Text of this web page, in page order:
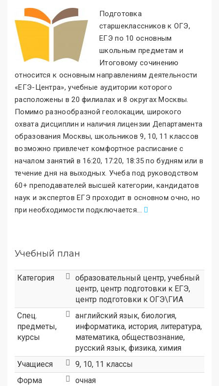
Подготовка
старшеклассников к ОГЭ,
ЕГЭ по 10 основным
школьным предметам и
Итоговому сочинению
относится к основным направлениям деятельности
«ЕГЭ-Центра», учебные аудитории которого
расположены в 20 филиалах и 8 округах Москвы.
Помимо разнообразной геолокации, широкого
охвата дисциплин и наличия лицензии Департамента
образования Москвы, школьников 9, 10, 11 классов
возможно привлечет комфортное расписание с
началом занятий в 16:20, 17:20, 18:35 по будням или в
течение дня на выходных. Учеба под руководством
60+ преподавателей высшей категории, кандидатов
наук и экспертов ЕГЭ проходит в основном очно, но
при необходимости подключается...
Учебный план
Категория образовательный центр, учебный
центр, центр подготовки к ЕГЭ,
центр подготовки к ОГЭ\ГИА
Спец.
предметы,
курсы
английский язык, биология,
информатика, история, литература,
математика, обществознание,
русский язык, физика, химия
Учащиеся
9, 10, 11 классы
Форма
очная